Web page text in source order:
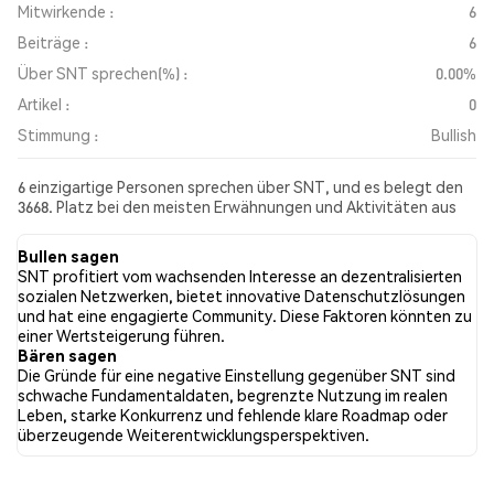
Mitwirkende :
6
Beiträge :
6
Über SNT sprechen(%) :
0.00%
Artikel :
0
Stimmung :
Bullish
6 einzigartige Personen sprechen über SNT, und es belegt den
3668. Platz bei den meisten Erwähnungen und Aktivitäten aus
Stimmung gegenüber SNT in allen sozialen Medien Bullish.
Schließlich wurden 0 Nachrichtenartikel über SNT veröffentlicht.
Auf Twitter hatten 66.67% der Tweets eine bullishe Stimmung
im Vergleich zu 0.00% der Tweets mit einer bärischen Stimmung
über SNT. 33.33% der Tweets waren neutral gegenüber SNT.
Diese Stimmungen basieren auf 6 Tweets.
Bullen sagen
SNT profitiert vom wachsenden Interesse an dezentralisierten
sozialen Netzwerken, bietet innovative Datenschutzlösungen
und hat eine engagierte Community. Diese Faktoren könnten zu
einer Wertsteigerung führen.
Bären sagen
Die Gründe für eine negative Einstellung gegenüber SNT sind
schwache Fundamentaldaten, begrenzte Nutzung im realen
Leben, starke Konkurrenz und fehlende klare Roadmap oder
überzeugende Weiterentwicklungsperspektiven.